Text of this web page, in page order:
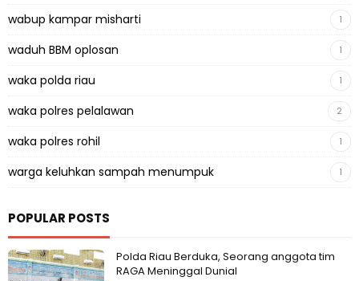
wabup kampar misharti 1
waduh BBM oplosan 1
waka polda riau 1
waka polres pelalawan 2
waka polres rohil 1
warga keluhkan sampah menumpuk 1
POPULAR POSTS
Polda Riau Berduka, Seorang anggota tim
RAGA Meninggal Dunial